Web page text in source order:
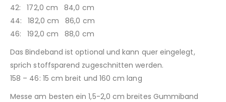
42: 172,0 cm 84,0 cm
44: 182,0 cm 86,0 cm
46: 192,0 cm 88,0 cm
Das Bindeband ist optional und kann quer eingelegt,
sprich stoffsparend zugeschnitten werden.
158 – 46: 15 cm breit und 160 cm lang
Messe am besten ein 1,5-2,0 cm breites Gummiband